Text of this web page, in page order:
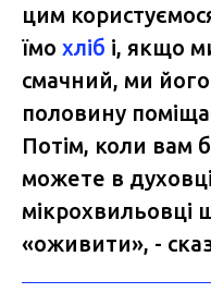
цим
їмо хліб і, якщо
смачний, ми його
половину
Потім, коли вам
можете в
мікрохвильовці
«оживити», -